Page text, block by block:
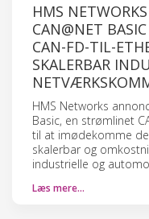
HMS
CAN@NET
CAN-FD-TIL-
SKALERBAR
HMS Networks
Basic, en strømlinet
til at imødekomme
skalerbar og
industrielle og
Læs mere…